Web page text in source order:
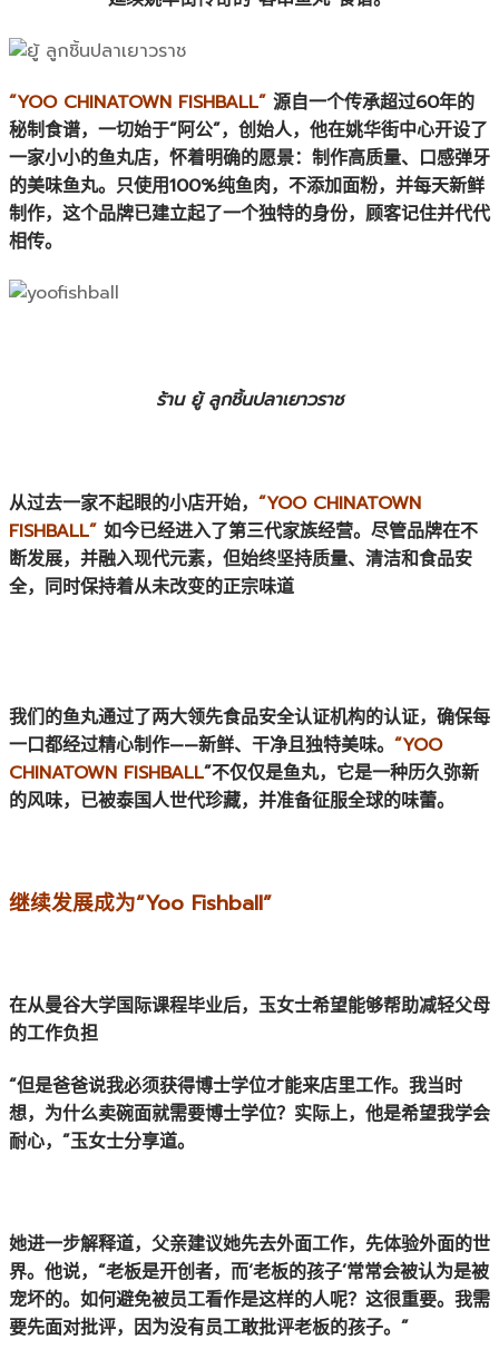
“YOO CHINATOWN FISHBALL” 源自一个传承超过60年的
秘制食谱，一切始于“阿公”，创始人，他在姚华街中心开设了
一家小小的鱼丸店，怀着明确的愿景：制作高质量、口感弹牙
的美味鱼丸。只使用100%纯鱼肉，不添加面粉，并每天新鲜
制作，这个品牌已建立起了一个独特的身份，顾客记住并代代
相传。
ร้าน ยู้ ลูกชิ้นปลาเยาวราช
从过去一家不起眼的小店开始， “YOO CHINATOWN
FISHBALL” 如今已经进入了第三代家族经营。尽管品牌在不
断发展，并融入现代元素，但始终坚持质量、清洁和食品安
全，同时保持着从未改变的正宗味道
我们的鱼丸通过了两大领先食品安全认证机构的认证，确保每
一口都经过精心制作——新鲜、干净且独特美味。 “YOO
CHINATOWN FISHBALL”不仅仅是鱼丸，它是一种历久弥新
的风味，已被泰国人世代珍藏，并准备征服全球的味蕾。
继续发展成为“Yoo Fishball”
在从曼谷大学国际课程毕业后，玉女士希望能够帮助减轻父母
的工作负担
“但是爸爸说我必须获得博士学位才能来店里工作。我当时
想，为什么卖碗面就需要博士学位？实际上，他是希望我学会
耐心，”玉女士分享道。
她进一步解释道，父亲建议她先去外面工作，先体验外面的世
界。他说，“老板是开创者，而‘老板的孩子’常常会被认为是被
宠坏的。如何避免被员工看作是这样的人呢？这很重要。我需
要先面对批评，因为没有员工敢批评老板的孩子。”